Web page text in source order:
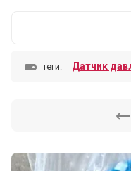
теги: Датчик